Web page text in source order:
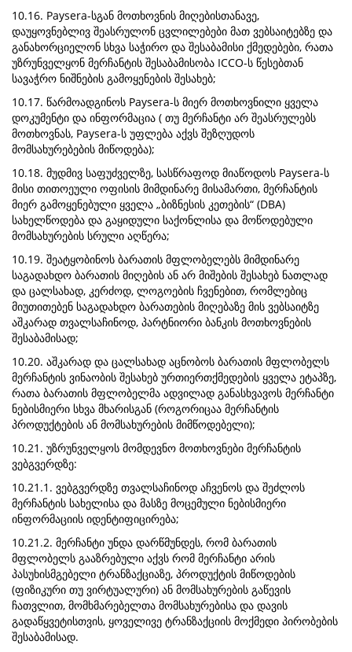
10.16. Paysera-სგან მოთხოვნის მიღებისთანავე,
დაუყოვნებლივ შეასრულონ ცვლილებები მათ ვებსაიტებზე და
განახორციელონ სხვა საჭირო და შესაბამისი ქმედებები, რათა
უზრუნველყონ მერჩანტის შესაბამისობა ICCO-ს წესებთან
სავაჭრო ნიშნების გამოყენების შესახებ;
10.17. წარმოადგინოს Paysera-ს მიერ მოთხოვნილი ყველა
დოკუმენტი და ინფორმაცია ( თუ მერჩანტი არ შეასრულებს
მოთხოვნას, Paysera-ს უფლება აქვს შეზღუდოს
მომსახურებების მიწოდება);
10.18. მუდმივ საფუძველზე, სასწრაფოდ მიაწოდოს Paysera-ს
მისი თითოეული ოფისის მიმდინარე მისამართი, მერჩანტის
მიერ გამოყენებული ყველა „ბიზნესის კეთების“ (DBA)
სახელწოდება და გაყიდული საქონლისა და მოწოდებული
მომსახურების სრული აღწერა;
10.19. შეატყობინოს ბარათის მფლობელებს მიმდინარე
საგადახდო ბარათის მიღების ან არ მიშების შესახებ ნათლად
და ცალსახად, კერძოდ, ლოგოების ჩვენებით, რომლებიც
მიუთითებენ საგადახდო ბარათების მიღებაზე მის ვებსაიტზე
აშკარად თვალსაჩინოდ, პარტნიორი ბანკის მოთხოვნების
შესაბამისად;
10.20. აშკარად და ცალსახად აცნობოს ბარათის მფლობელს
მერჩანტის ვინაობის შესახებ ურთიერთქმედების ყველა ეტაპზე,
რათა ბარათის მფლობელმა ადვილად განასხვავოს მერჩანტი
ნებისმიერი სხვა მხარისგან (როგორიცაა მერჩანტის
პროდუქტების ან მომსახურების მიმწოდებელი);
10.21. უზრუნველყოს მომდევნო მოთხოვნები მერჩანტის
ვებგვერდზე:
10.21.1. ვებგვერდზე თვალსაჩინოდ აჩვენოს და შეძლოს
მერჩანტის სახელისა და მასზე მოცემული ნებისმიერი
ინფორმაციის იდენტიფიცირება;
10.21.2. მერჩანტი უნდა დარწმუნდეს, რომ ბარათის
მფლობელს გააზრებული აქვს რომ მერჩანტი არის
პასუხისმგებელი ტრანზაქციაზე, პროდუქტის მიწოდების
(ფიზიკური თუ ვირტუალური) ან მომსახურების გაწევის
ჩათვლით, მომხმარებელთა მომსახურებისა და დავის
გადაწყვეტისთვის, ყოველივე ტრანზაქციის მოქმედი პირობების
შესაბამისად.